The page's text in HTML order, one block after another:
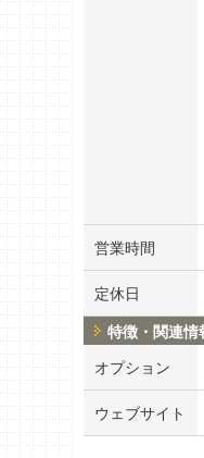
営業時間
定休日
特徴・関連情
オプション
ウェブサイト